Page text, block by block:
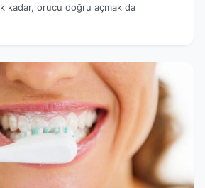
kadar, orucu doğru açmak da